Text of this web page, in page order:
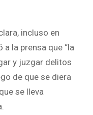
incluso en
la prensa que “la
y juzgar delitos
de que se diera
se lleva